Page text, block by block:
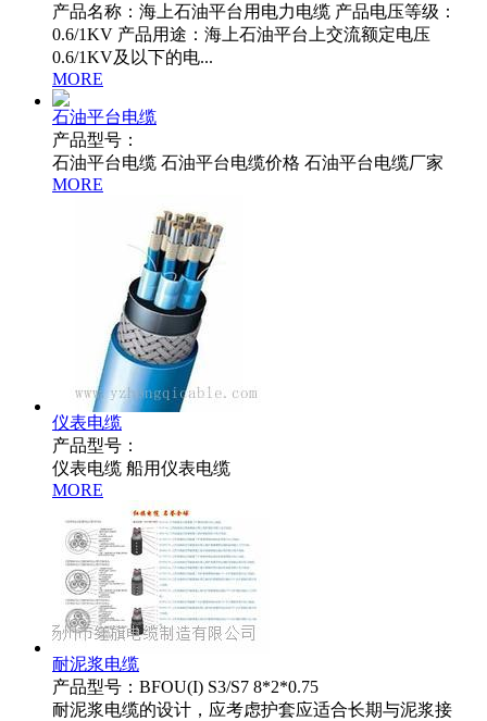
产品名称：海上石油平台用电力电缆 产品电压等级：
0.6/1KV 产品用途：海上石油平台上交流额定电压
0.6/1KV及以下的电...
MORE
石油平台电缆
产品型号：
石油平台电缆 石油平台电缆价格 石油平台电缆厂家
MORE
仪表电缆
产品型号：
仪表电缆 船用仪表电缆
MORE
耐泥浆电缆
产品型号：BFOU(I) S3/S7 8*2*0.75
耐泥浆电缆的设计，应考虑护套应适合长期与泥浆接